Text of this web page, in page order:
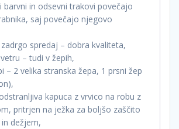
barvni in odsevni trakovi povečajo
saj povečajo njegovo
spredaj – dobra kvaliteta,
– tudi v žepih,
– 2 velika stranska žepa, 1 prsni žep
kapuca z vrvico na robu z
pritrjen na ježka za boljšo zaščito
dežjem,